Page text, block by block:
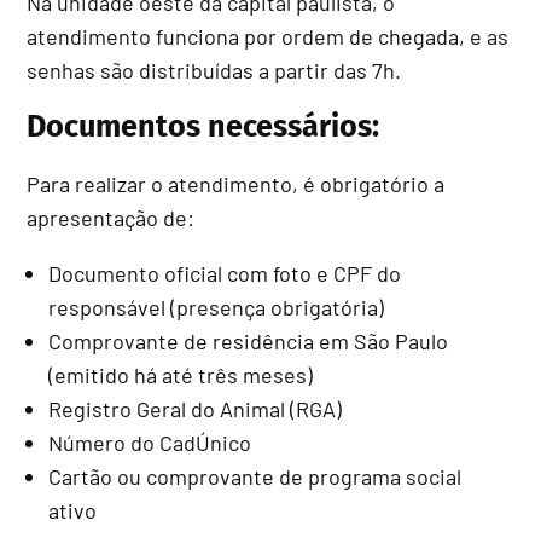
atendimento funciona por ordem de chegada, e as
senhas são distribuídas a partir das 7h.
Documentos necessários:
Para realizar o atendimento, é obrigatório a
apresentação de:
Documento oficial com foto e CPF do
responsável (presença obrigatória)
Comprovante de residência em São Paulo
(emitido há até três meses)
Registro Geral do Animal (RGA)
Número do CadÚnico
Cartão ou comprovante de programa social
ativo